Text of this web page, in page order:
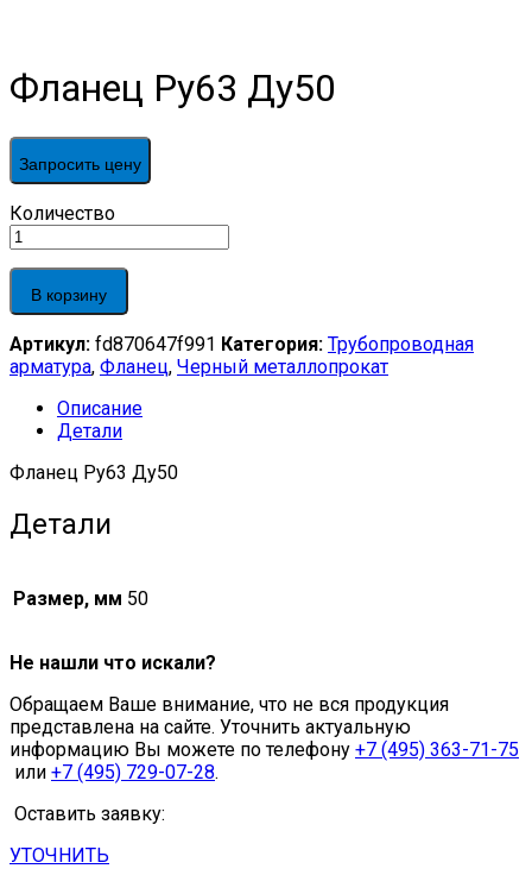
Фланец Ру63 Ду50
Запросить цену
Фланец
Ру63
Ду50
quantity
Количество
В корзину
Артикул: fd870647f991 Категория: Трубопроводная
арматура, Фланец, Черный металлопрокат
Описание
Детали
Фланец Ру63 Ду50
Детали
Размер, мм 50
Не нашли что искали?
Обращаем Ваше внимание, что не вся продукция
представлена на сайте. Уточнить актуальную
информацию Вы можете по телефону +7 (495) 363-71-75
или +7 (495) 729-07-28.
Оставить заявку:
УТОЧНИТЬ